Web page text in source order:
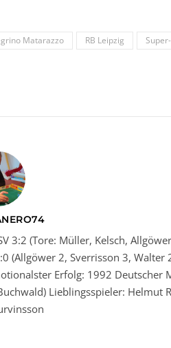
Matarazzo RB Leipzig
3:2 (Tore: Müller, Kelsch,
(Allgöwer 2, Sverrisson 3, Walter
Erfolg: 1992 Deutscher
Lieblingsspieler: Helmut